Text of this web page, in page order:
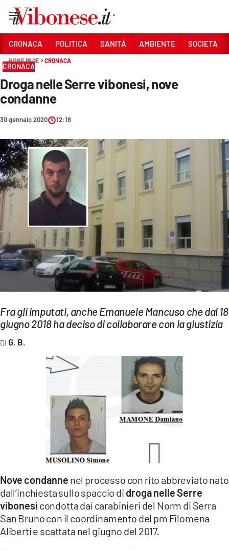
Sezioni
CRONACA
POLITICA
SANITÀ
AMBIENTE
SOCIETÀ
CULTURA
SPORT
LAC NETWORK
LACPLAY.IT
ILREGGINO.IT
COSENZACHANNEL.IT
ILVIBONESE.IT
CRONACA POLITICA SANITÀ AMBIENTE SOCIETÀ
HOME PAGE CRONACA
CRONACA
Droga nelle Serre vibonesi, nove
condanne
30 gennaio 2020 12:18
Fra gli imputati, anche Emanuele Mancuso che dal 18
giugno 2018 ha deciso di collaborare con la giustizia
G. B.
Nove condanne nel processo con rito abbreviato nato
dall’inchiesta sullo spaccio di droga nelle Serre
vibonesi condotta dai carabinieri del Norm di Serra
San Bruno con il coordinamento del pm Filomena
Aliberti e scattata nel giugno del 2017.